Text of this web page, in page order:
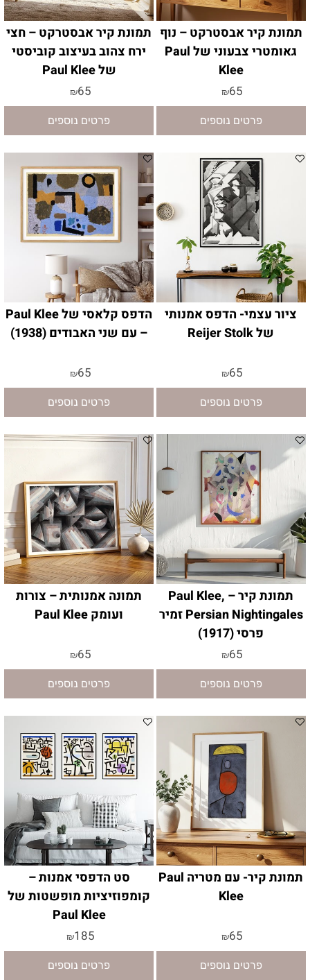
תמונת קיר אבסטרקט – נוף
גאומטרי צבעוני של Paul
Klee
₪65
פרטים נוספים
תמונת קיר אבסטרקט – חצי
ירח צהוב בעיצוב קוביסטי
של Paul Klee
₪65
פרטים נוספים
ציור עצמי- הדפס אמנותי
של Reijer Stolk
₪65
פרטים נוספים
הדפס קלאסי של Paul Klee
– עם שני האבודים (1938)
₪65
פרטים נוספים
תמונת קיר – Paul Klee,
Persian Nightingales זמיר
פרסי (1917)
₪65
פרטים נוספים
תמונה אמנותית – צורות
ועומק Paul Klee
₪65
פרטים נוספים
תמונת קיר- עם מטריה Paul
Klee
₪65
פרטים נוספים
סט הדפסי אמנות –
קומפוזיציות מופשטות של
Paul Klee
₪185
פרטים נוספים